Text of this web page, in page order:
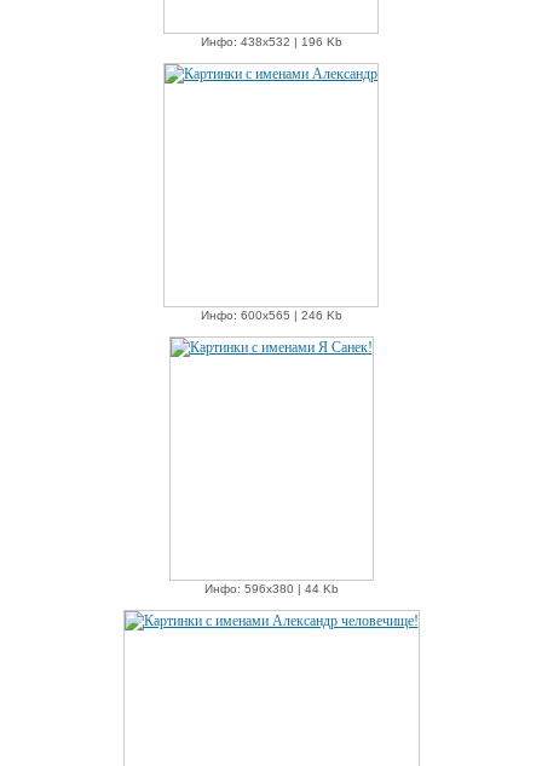
Инфо: 438х532 | 196 Kb
Инфо: 600х565 | 246 Kb
Инфо: 596х380 | 44 Kb